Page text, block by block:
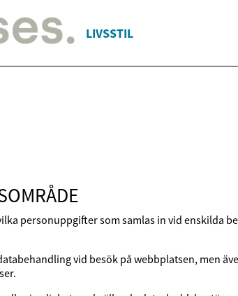
LIVSSTIL
personuppgifter som samlas in vid enskilda
vid besök på webbplatsen, men